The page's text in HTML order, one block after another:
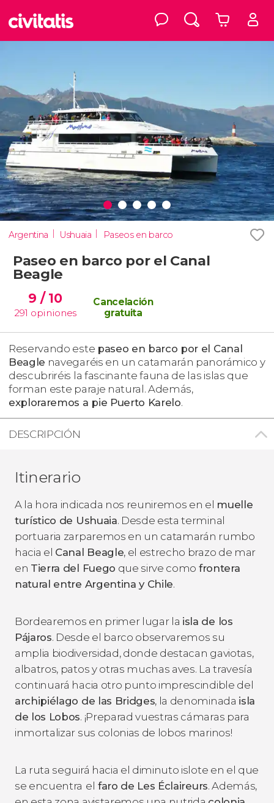
Argentina Ushuaia Paseos en barco
Paseo en barco por el Canal
Beagle
9 / 10
291 opiniones
Cancelación
gratuita
Reservando este paseo en barco por el Canal
Beagle navegaréis en un catamarán panorámico y
descubriréis la fascinante fauna de las islas que
forman este paraje natural. Además,
exploraremos a pie Puerto Karelo.
DESCRIPCIÓN
Itinerario
A la hora indicada nos reuniremos en el muelle
turístico de Ushuaia. Desde esta terminal
portuaria zarparemos en un catamarán rumbo
hacia el Canal Beagle, el estrecho brazo de mar
en Tierra del Fuego que sirve como frontera
natural entre Argentina y Chile.
Bordearemos en primer lugar la isla de los
Pájaros. Desde el barco observaremos su
amplia biodiversidad, donde destacan gaviotas,
albatros, patos y otras muchas aves. La travesía
continuará hacia otro punto imprescindible del
archipiélago de las Bridges, la denominada isla
de los Lobos. ¡Preparad vuestras cámaras para
inmortalizar sus colonias de lobos marinos!
La ruta seguirá hacia el diminuto islote en el que
se encuentra el faro de Les Éclaireurs. Además,